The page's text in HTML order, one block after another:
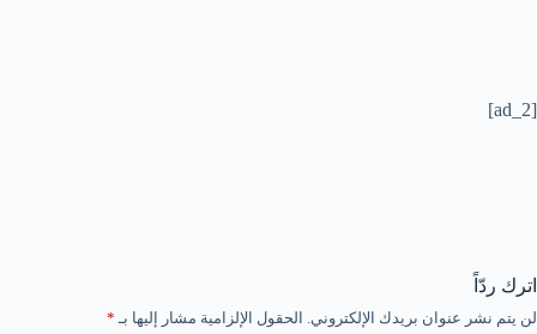
[ad_2]
اترك ردّاً
لن يتم نشر عنوان بريدك الإلكتروني. الحقول الإلزامية مشار إليها بـ *